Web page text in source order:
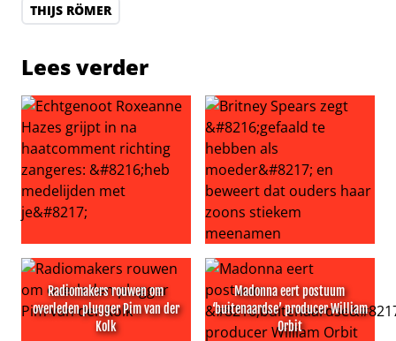
THIJS RÖMER
Lees verder
Echtgenoot Roxeanne Hazes grijpt in na haatcomment
Britney Spears zegt
Radiomakers rouwen om
overleden plugger Pim van der
Kolk
Madonna eert postuum
‘buitenaardse’ producer William
Orbit